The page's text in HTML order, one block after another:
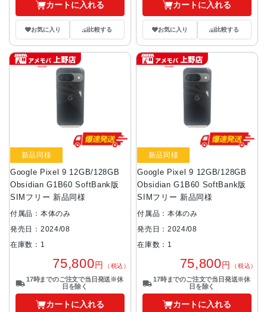
カートに入れる
お気に入り 比較する
カートに入れる
お気に入り 比較する
Google Pixel 9 12GB/128GB
Obsidian G1B60 SoftBank版
SIMフリー 新品同様
新品同様
付属品：本体のみ
発売日：2024/08
在庫数：1
75,800円 （税込）
17時までのご注文で当日発送※休
日を除く
カートに入れる
Google Pixel 9 12GB/128GB
Obsidian G1B60 SoftBank版
SIMフリー 新品同様
新品同様
付属品：本体のみ
発売日：2024/08
在庫数：1
75,800円 （税込）
17時までのご注文で当日発送※休
日を除く
カートに入れる